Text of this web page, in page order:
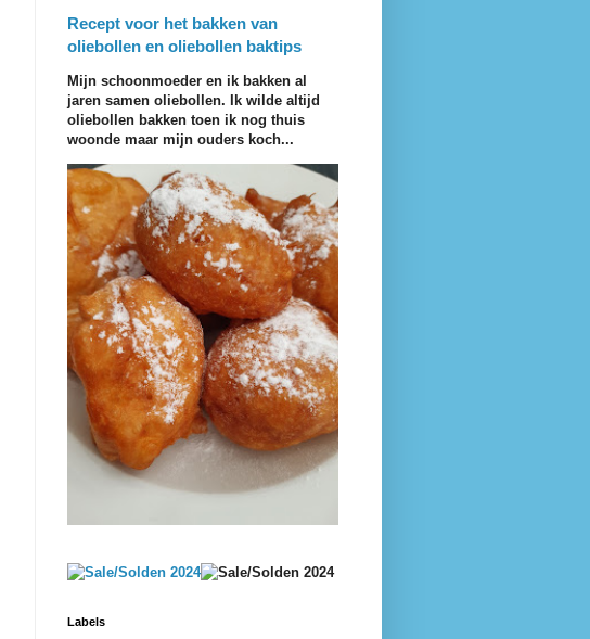
Recept voor het bakken van
oliebollen en oliebollen baktips
Mijn schoonmoeder en ik bakken al
jaren samen oliebollen. Ik wilde altijd
oliebollen bakken toen ik nog thuis
woonde maar mijn ouders koch...
Labels